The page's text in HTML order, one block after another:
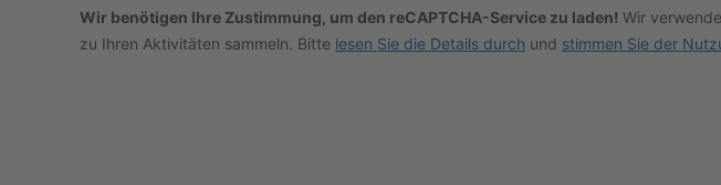
Wir benötigen Ihre Zustimmung, um den reCAPTCHA-Service zu laden! Wir
zu Ihren Aktivitäten sammeln. Bitte lesen Sie die Details durch und stimmen Sie der